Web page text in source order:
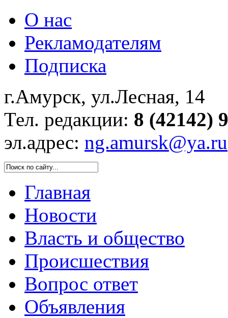
О нас
Рекламодателям
Подписка
г.Амурск, ул.Лесная, 14
Тел. редакции: 8 (42142)
эл.адрес: ng.amursk@ya.ru
Главная
Новости
Власть и общество
Происшествия
Вопрос ответ
Объявления